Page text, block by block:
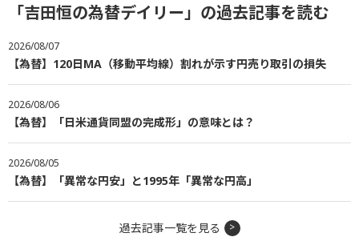
「吉田恒の為替デイリー」の過去記事を読む
2026/08/07
【為替】120日MA（移動平均線）割れが示す円売り取引の損失
2026/08/06
【為替】「日米通貨同盟の完成形」の意味とは？
2026/08/05
【為替】「異常な円安」と1995年「異常な円高」
過去記事一覧を見る